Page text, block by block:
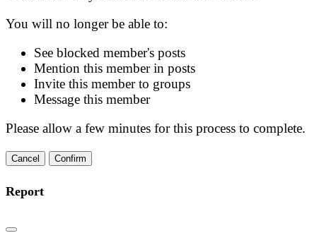
You will no longer be able to:
See blocked member's posts
Mention this member in posts
Invite this member to groups
Message this member
Please allow a few minutes for this process to complete.
Confirm
Report